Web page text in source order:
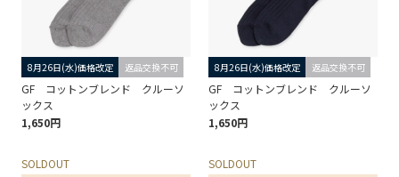
8月26日(水)価格改定 返品交換不可
GF コットンブレンド クルーソ
ックス
1,650円
8月26日(水)価格改定 返品交換不可
GF コットンブレンド クルーソ
ックス
1,650円
SOLDOUT SOLDOUT